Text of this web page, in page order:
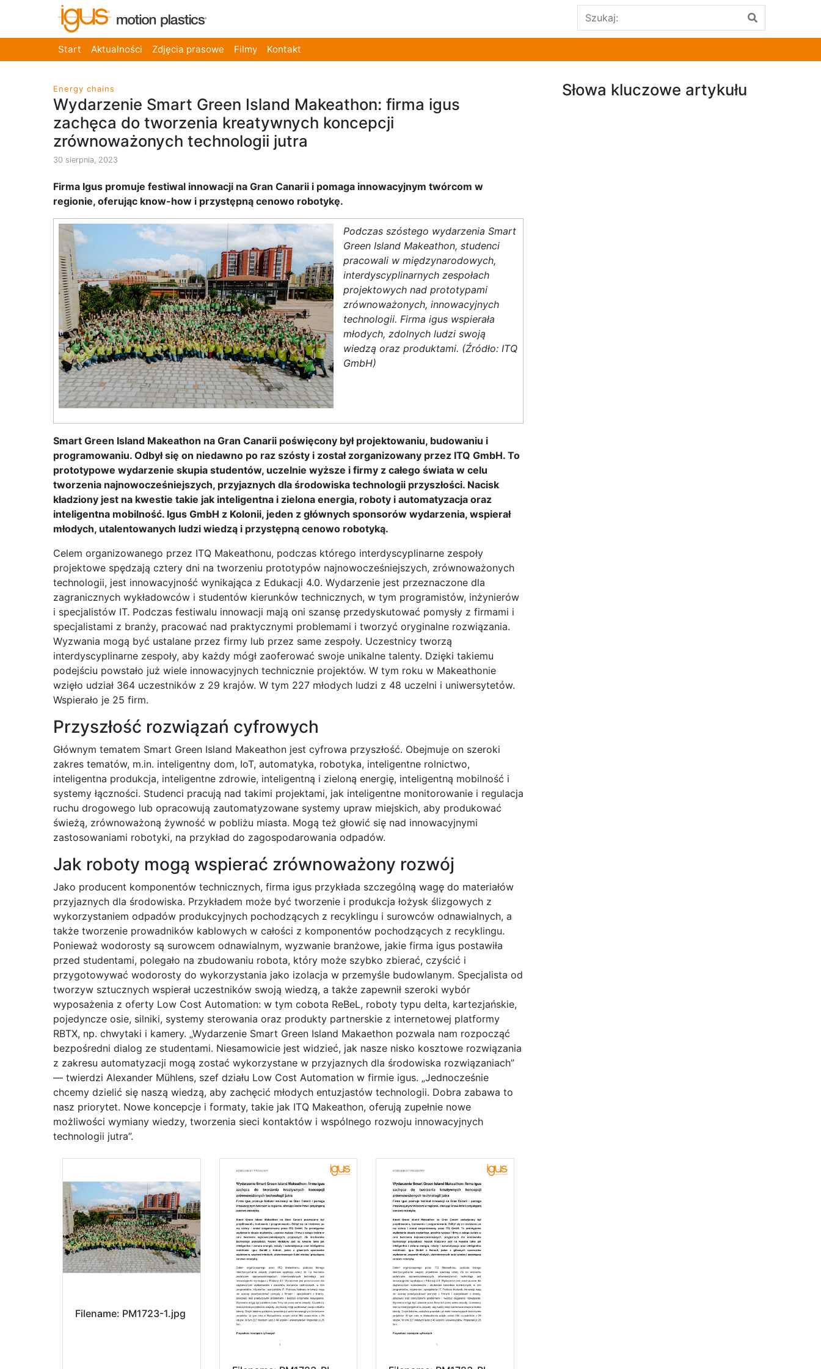
Start Aktualności Zdjęcia prasowe Filmy Kontakt
Energy chains
Wydarzenie Smart Green Island Makeathon: firma igus
zachęca do tworzenia kreatywnych koncepcji
zrównoważonych technologii jutra
30 sierpnia, 2023
Firma Igus promuje festiwal innowacji na Gran Canarii i pomaga innowacyjnym twórcom w
regionie, oferując know-how i przystępną cenowo robotykę.
Podczas szóstego wydarzenia Smart
Green Island Makeathon, studenci
pracowali w międzynarodowych,
interdyscyplinarnych zespołach
projektowych nad prototypami
zrównoważonych, innowacyjnych
technologii. Firma igus wspierała
młodych, zdolnych ludzi swoją
wiedzą oraz produktami. (Źródło: ITQ
GmbH)
Smart Green Island Makeathon na Gran Canarii poświęcony był projektowaniu, budowaniu i
programowaniu. Odbył się on niedawno po raz szósty i został zorganizowany przez ITQ GmbH. To
prototypowe wydarzenie skupia studentów, uczelnie wyższe i firmy z całego świata w celu
tworzenia najnowocześniejszych, przyjaznych dla środowiska technologii przyszłości. Nacisk
kładziony jest na kwestie takie jak inteligentna i zielona energia, roboty i automatyzacja oraz
inteligentna mobilność. Igus GmbH z Kolonii, jeden z głównych sponsorów wydarzenia, wspierał
młodych, utalentowanych ludzi wiedzą i przystępną cenowo robotyką.
Celem organizowanego przez ITQ Makeathonu, podczas którego interdyscyplinarne zespoły
projektowe spędzają cztery dni na tworzeniu prototypów najnowocześniejszych, zrównoważonych
technologii, jest innowacyjność wynikająca z Edukacji 4.0. Wydarzenie jest przeznaczone dla
zagranicznych wykładowców i studentów kierunków technicznych, w tym programistów, inżynierów
i specjalistów IT. Podczas festiwalu innowacji mają oni szansę przedyskutować pomysły z firmami i
specjalistami z branży, pracować nad praktycznymi problemami i tworzyć oryginalne rozwiązania.
Wyzwania mogą być ustalane przez firmy lub przez same zespoły. Uczestnicy tworzą
interdyscyplinarne zespoły, aby każdy mógł zaoferować swoje unikalne talenty. Dzięki takiemu
podejściu powstało już wiele innowacyjnych technicznie projektów. W tym roku w Makeathonie
wzięło udział 364 uczestników z 29 krajów. W tym 227 młodych ludzi z 48 uczelni i uniwersytetów.
Wspierało je 25 firm.
Przyszłość rozwiązań cyfrowych
Głównym tematem Smart Green Island Makeathon jest cyfrowa przyszłość. Obejmuje on szeroki
zakres tematów, m.in. inteligentny dom, IoT, automatyka, robotyka, inteligentne rolnictwo,
inteligentna produkcja, inteligentne zdrowie, inteligentną i zieloną energię, inteligentną mobilność i
systemy łączności. Studenci pracują nad takimi projektami, jak inteligentne monitorowanie i regulacja
ruchu drogowego lub opracowują zautomatyzowane systemy upraw miejskich, aby produkować
świeżą, zrównoważoną żywność w pobliżu miasta. Mogą też głowić się nad innowacyjnymi
zastosowaniami robotyki, na przykład do zagospodarowania odpadów.
Jak roboty mogą wspierać zrównoważony rozwój
Jako producent komponentów technicznych, firma igus przykłada szczególną wagę do materiałów
przyjaznych dla środowiska. Przykładem może być tworzenie i produkcja łożysk ślizgowych z
wykorzystaniem odpadów produkcyjnych pochodzących z recyklingu i surowców odnawialnych, a
także tworzenie prowadników kablowych w całości z komponentów pochodzących z recyklingu.
Ponieważ wodorosty są surowcem odnawialnym, wyzwanie branżowe, jakie firma igus postawiła
przed studentami, polegało na zbudowaniu robota, który może szybko zbierać, czyścić i
przygotowywać wodorosty do wykorzystania jako izolacja w przemyśle budowlanym. Specjalista od
tworzyw sztucznych wspierał uczestników swoją wiedzą, a także zapewnił szeroki wybór
wyposażenia z oferty Low Cost Automation: w tym cobota ReBeL, roboty typu delta, kartezjańskie,
pojedyncze osie, silniki, systemy sterowania oraz produkty partnerskie z internetowej platformy
RBTX, np. chwytaki i kamery. „Wydarzenie Smart Green Island Makaethon pozwala nam rozpocząć
bezpośredni dialog ze studentami. Niesamowicie jest widzieć, jak nasze nisko kosztowe rozwiązania
z zakresu automatyzacji mogą zostać wykorzystane w przyjaznych dla środowiska rozwiązaniach”
— twierdzi Alexander Mühlens, szef działu Low Cost Automation w firmie igus. „Jednocześnie
chcemy dzielić się naszą wiedzą, aby zachęcić młodych entuzjastów technologii. Dobra zabawa to
nasz priorytet. Nowe koncepcje i formaty, takie jak ITQ Makeathon, oferują zupełnie nowe
możliwości wymiany wiedzy, tworzenia sieci kontaktów i wspólnego rozwoju innowacyjnych
technologii jutra”.
Filename: PM1723-1.jpg
Słowa kluczowe artykułu